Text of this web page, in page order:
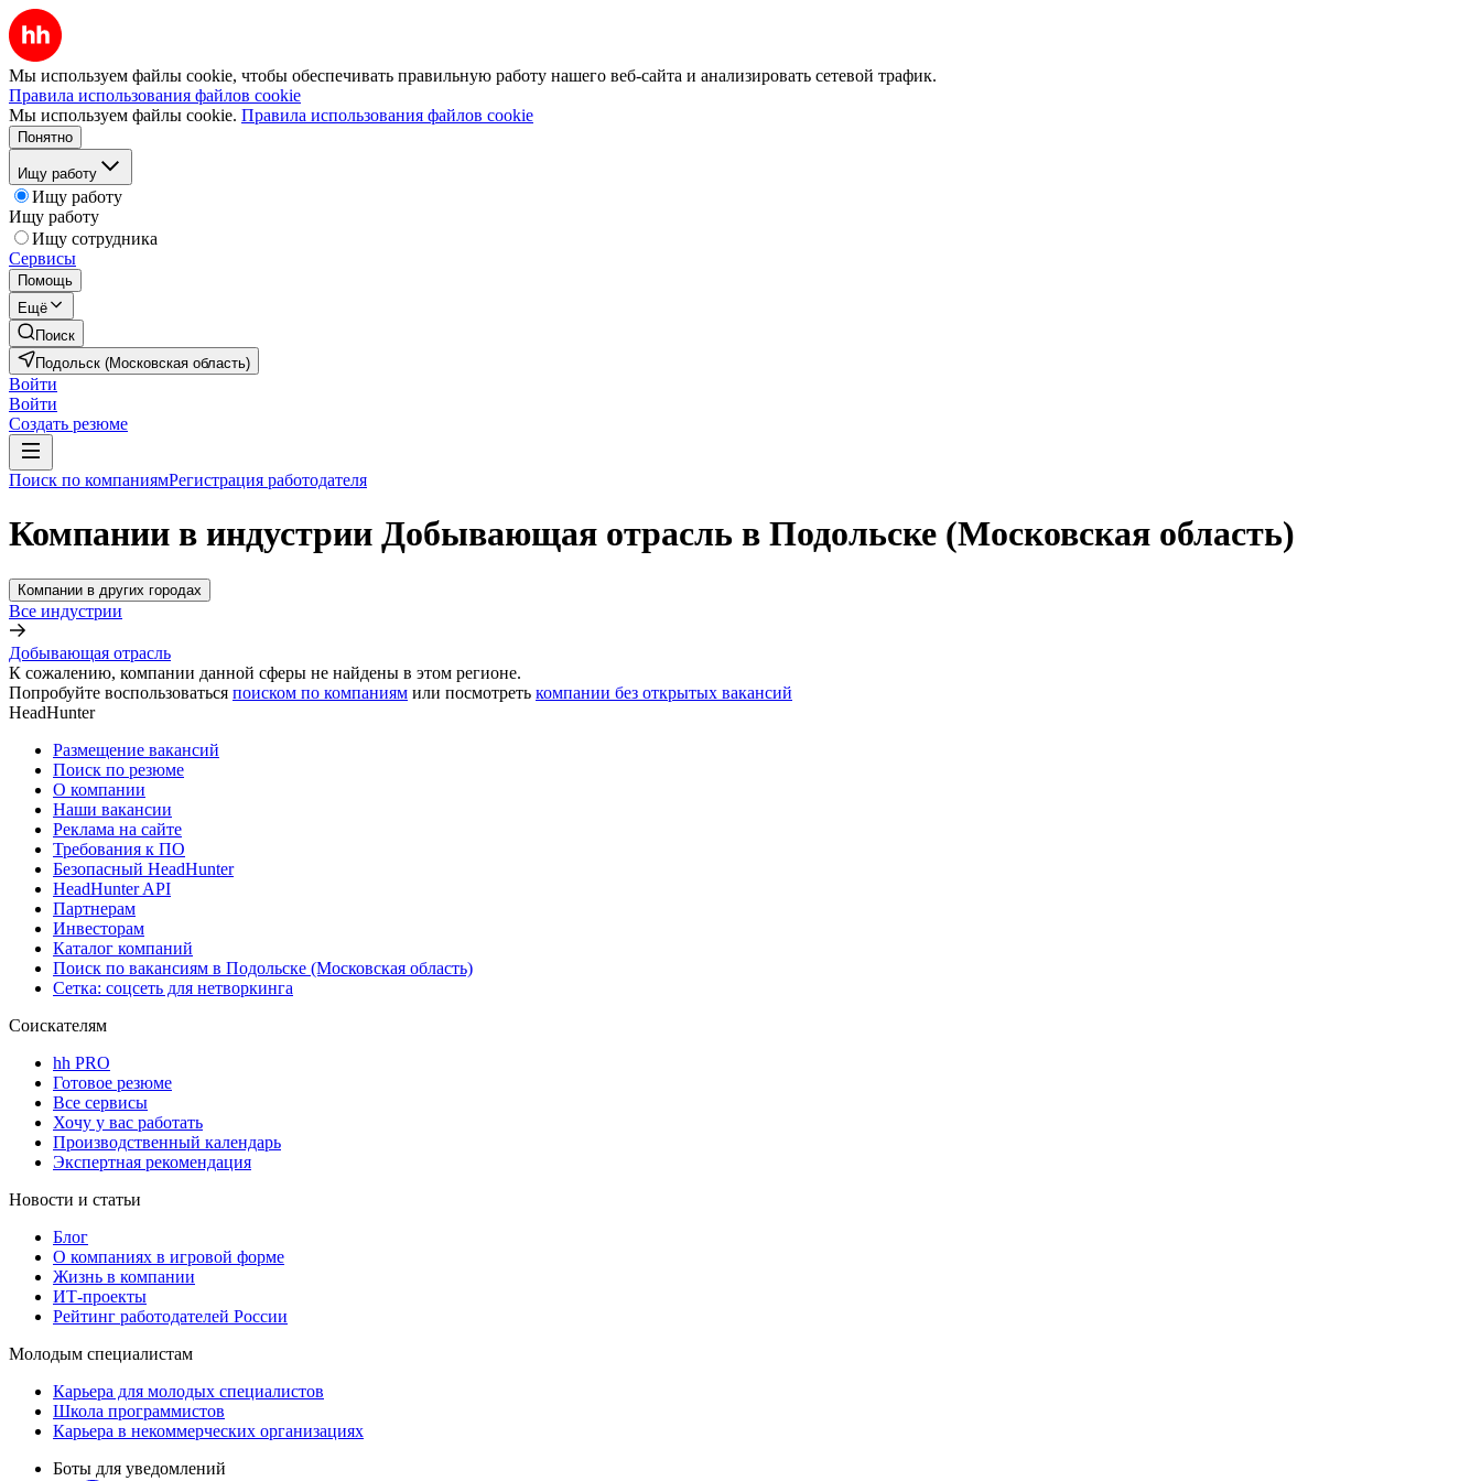
Мы используем файлы cookie, чтобы обеспечивать правильную работу нашего веб-сайта и анализировать сетевой трафик.
Правила использования файлов cookie
Мы используем файлы cookie. Правила использования файлов cookie
Понятно
Ищу работу
Ищу работу
Ищу работу
Ищу сотрудника
Сервисы
Помощь
Ещё
Поиск
Подольск (Московская область)
Войти
Войти
Создать резюме
Поиск по компаниямРегистрация работодателя
Компании в индустрии Добывающая отрасль в Подольске (Московская область)
Компании в других городах
Все индустрии
Добывающая отрасль
К сожалению, компании данной сферы не найдены в этом регионе.
Попробуйте воспользоваться поиском по компаниям или посмотреть компании без открытых вакансий
HeadHunter
Размещение вакансий
Поиск по резюме
О компании
Наши вакансии
Реклама на сайте
Требования к ПО
Безопасный HeadHunter
HeadHunter API
Партнерам
Инвесторам
Каталог компаний
Поиск по вакансиям в Подольске (Московская область)
Сетка: соцсеть для нетворкинга
Соискателям
hh PRO
Готовое резюме
Все сервисы
Хочу у вас работать
Производственный календарь
Экспертная рекомендация
Новости и статьи
Блог
О компаниях в игровой форме
Жизнь в компании
ИТ-проекты
Рейтинг работодателей России
Молодым специалистам
Карьера для молодых специалистов
Школа программистов
Карьера в некоммерческих организациях
Боты для уведомлений